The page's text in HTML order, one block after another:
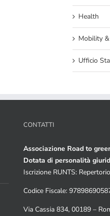
Health
Mobility
Ufficio
CONTATTI
Associazione Road to
Dotata di personalità
Iscrizione RUNTS:
Codice Fiscale:
Via Cassia 834, 00189 –